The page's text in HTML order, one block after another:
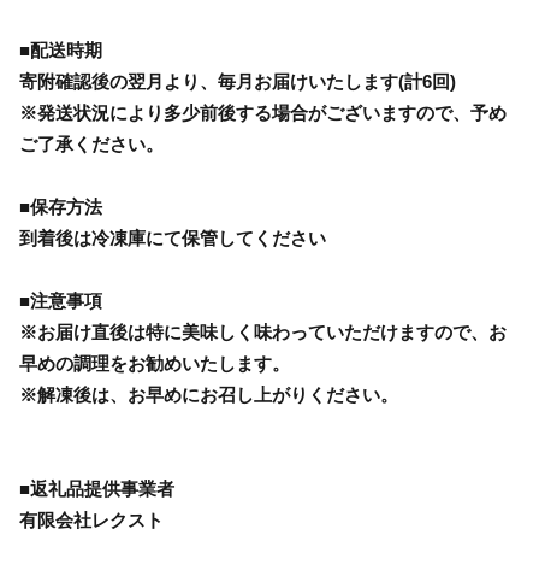
■配送時期
寄附確認後の翌月より、毎月お届けいたします(計6回)
※発送状況により多少前後する場合がございますので、予め
ご了承ください。
■保存方法
到着後は冷凍庫にて保管してください
■注意事項
※お届け直後は特に美味しく味わっていただけますので、お
早めの調理をお勧めいたします。
※解凍後は、お早めにお召し上がりください。
■返礼品提供事業者
有限会社レクスト